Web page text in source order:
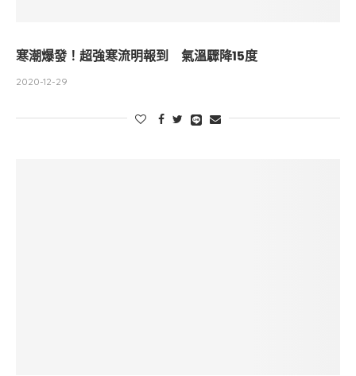
寒潮爆發！超強寒流明報到 氣溫驟降15度
2020-12-29